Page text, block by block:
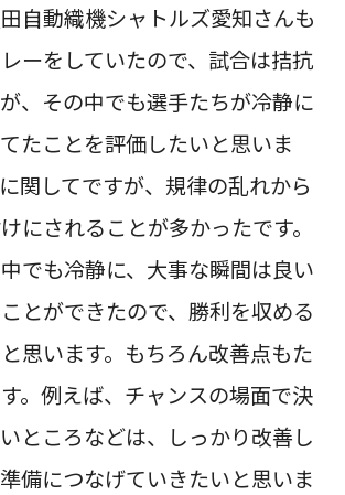
自動織機シャトルズ愛知さんも
ーをしていたので、試合は拮抗
、その中でも選手たちが冷静に
たことを評価したいと思いま
関してですが、規律の乱れから
にされることが多かったです。
でも冷静に、大事な瞬間は良い
とができたので、勝利を収める
思います。もちろん改善点もた
。例えば、チャンスの場面で決
ところなどは、しっかり改善し
備につなげていきたいと思いま